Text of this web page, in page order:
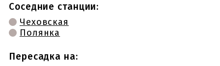
Соседние станции:
Чеховская
Полянка
Пересадка на: